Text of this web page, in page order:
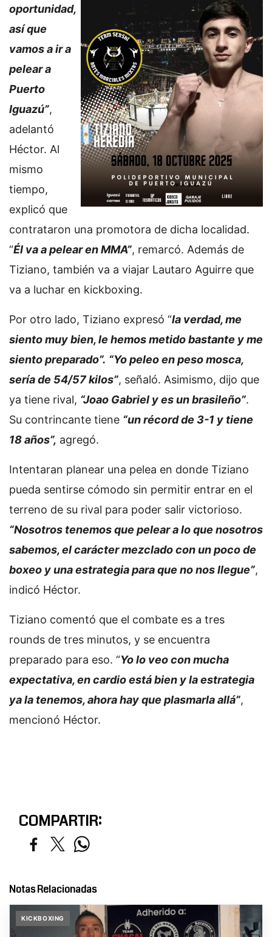
oportunidad,
así que
vamos a ir a
pelear a
Puerto
Iguazú”,
adelantó
Héctor. Al
mismo
tiempo,
explicó que
contrataron una promotora de dicha localidad.
“Él va a pelear en MMA”, remarcó. Además de
Tiziano, también va a viajar Lautaro Aguirre que
va a luchar en kickboxing.
Por otro lado, Tiziano expresó “la verdad, me
siento muy bien, le hemos metido bastante y me
siento preparado”. “Yo peleo en peso mosca,
sería de 54/57 kilos”, señaló. Asimismo, dijo que
ya tiene rival, “Joao Gabriel y es un brasileño”.
Su contrincante tiene “un récord de 3-1 y tiene
18 años”, agregó.
Intentaran planear una pelea en donde Tiziano
pueda sentirse cómodo sin permitir entrar en el
terreno de su rival para poder salir victorioso.
“Nosotros tenemos que pelear a lo que nosotros
sabemos, el carácter mezclado con un poco de
boxeo y una estrategia para que no nos llegue”,
indicó Héctor.
Tiziano comentó que el combate es a tres
rounds de tres minutos, y se encuentra
preparado para eso. “Yo lo veo con mucha
expectativa, en cardio está bien y la estrategia
ya la tenemos, ahora hay que plasmarla allá”,
mencionó Héctor.
COMPARTIR:
Notas Relacionadas
KICKBOXING